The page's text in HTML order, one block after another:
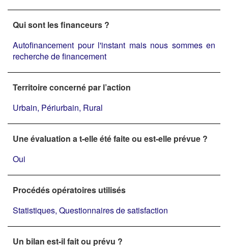
Qui sont les financeurs ?
Autofinancement pour l'instant mais nous sommes en
recherche de financement
Territoire concerné par l’action
Urbain, Périurbain, Rural
Une évaluation a t-elle été faite ou est-elle prévue ?
Oui
Procédés opératoires utilisés
Statistiques, Questionnaires de satisfaction
Un bilan est-il fait ou prévu ?